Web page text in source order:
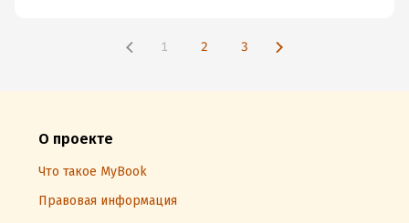
своими "культами", ну ничего - это полезно :) Один из
уходит жизненное начало. Почему? Сказка немного
пугающая - очень уж правдоподобно и параллельно
Следующий рассказ - "До света" - философско-
1 2 3
О проекте
Что такое MyBook
Правовая информация